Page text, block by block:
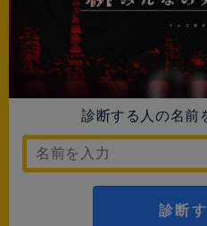
診断する人の名前
診断